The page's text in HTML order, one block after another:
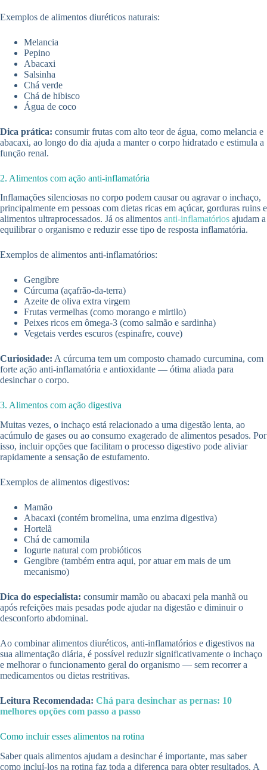
Exemplos de alimentos diuréticos naturais:
Melancia
Pepino
Abacaxi
Salsinha
Chá verde
Chá de hibisco
Água de coco
Dica prática: consumir frutas com alto teor de água, como melancia e
abacaxi, ao longo do dia ajuda a manter o corpo hidratado e estimula a
função renal.
2. Alimentos com ação anti-inflamatória
Inflamações silenciosas no corpo podem causar ou agravar o inchaço,
principalmente em pessoas com dietas ricas em açúcar, gorduras ruins e
alimentos ultraprocessados. Já os alimentos anti-inflamatórios ajudam a
equilibrar o organismo e reduzir esse tipo de resposta inflamatória.
Exemplos de alimentos anti-inflamatórios:
Gengibre
Cúrcuma (açafrão-da-terra)
Azeite de oliva extra virgem
Frutas vermelhas (como morango e mirtilo)
Peixes ricos em ômega-3 (como salmão e sardinha)
Vegetais verdes escuros (espinafre, couve)
Curiosidade: A cúrcuma tem um composto chamado curcumina, com
forte ação anti-inflamatória e antioxidante — ótima aliada para
desinchar o corpo.
3. Alimentos com ação digestiva
Muitas vezes, o inchaço está relacionado a uma digestão lenta, ao
acúmulo de gases ou ao consumo exagerado de alimentos pesados. Por
isso, incluir opções que facilitam o processo digestivo pode aliviar
rapidamente a sensação de estufamento.
Exemplos de alimentos digestivos:
Mamão
Abacaxi (contém bromelina, uma enzima digestiva)
Hortelã
Chá de camomila
Iogurte natural com probióticos
Gengibre (também entra aqui, por atuar em mais de um
mecanismo)
Dica do especialista: consumir mamão ou abacaxi pela manhã ou
após refeições mais pesadas pode ajudar na digestão e diminuir o
desconforto abdominal.
Ao combinar alimentos diuréticos, anti-inflamatórios e digestivos na
sua alimentação diária, é possível reduzir significativamente o inchaço
e melhorar o funcionamento geral do organismo — sem recorrer a
medicamentos ou dietas restritivas.
Leitura Recomendada: Chá para desinchar as pernas: 10
melhores opções com passo a passo
Como incluir esses alimentos na rotina
Saber quais alimentos ajudam a desinchar é importante, mas saber
como incluí-los na rotina faz toda a diferença para obter resultados. A